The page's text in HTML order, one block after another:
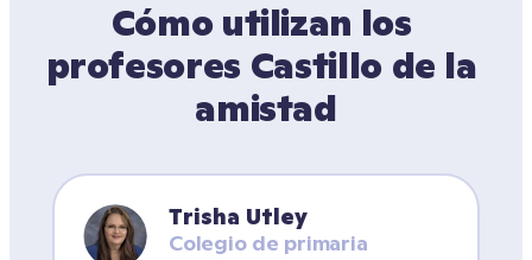
Cómo utilizan los
profesores Castillo de la
amistad
Trisha Utley
Colegio de primaria